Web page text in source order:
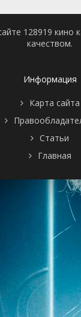
128919 кино
качеством.
Информация
Карта сайта
Статьи
Главная